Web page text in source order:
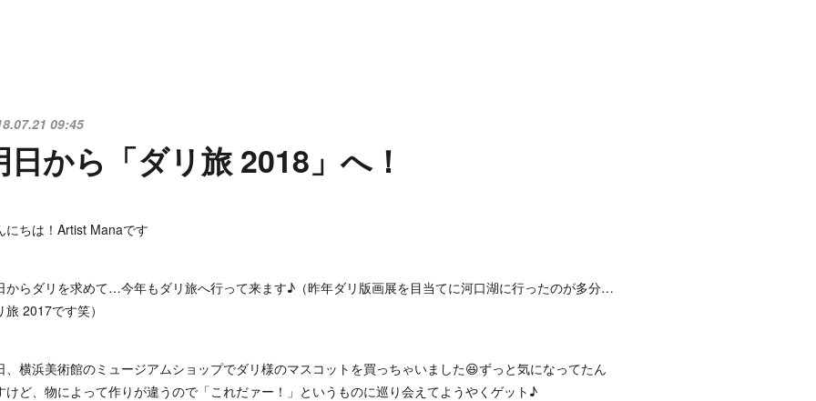
09:45
日から「ダリ旅 2018」へ！
にちは！Artist Manaです
からダリを求めて…今年もダリ旅へ行って来ます♪（昨年ダリ版画展を目当てに河口湖に行ったのが多分…
旅 2017です笑）
、横浜美術館のミュージアムショップでダリ様のマスコットを買っちゃいました😆ずっと気になってたん
けど、物によって作りが違うので「これだァー！」というものに巡り会えてようやくゲット♪